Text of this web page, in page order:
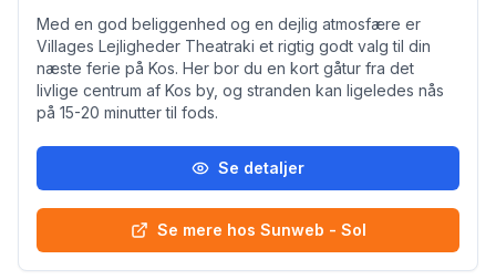
Med en god beliggenhed og en dejlig atmosfære er
Villages Lejligheder Theatraki et rigtig godt valg til din
næste ferie på Kos. Her bor du en kort gåtur fra det
livlige centrum af Kos by, og stranden kan ligeledes nås
på 15-20 minutter til fods.
Se detaljer
Se mere hos Sunweb - Sol